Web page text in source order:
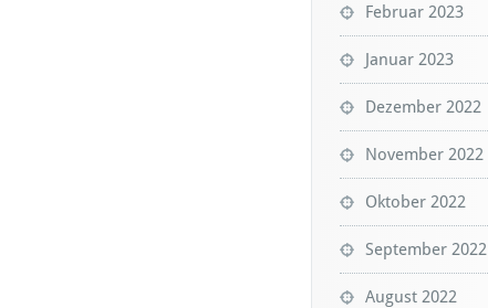
Februar 2023
Januar 2023
Dezember 2022
November 2022
Oktober 2022
September 2022
August 2022